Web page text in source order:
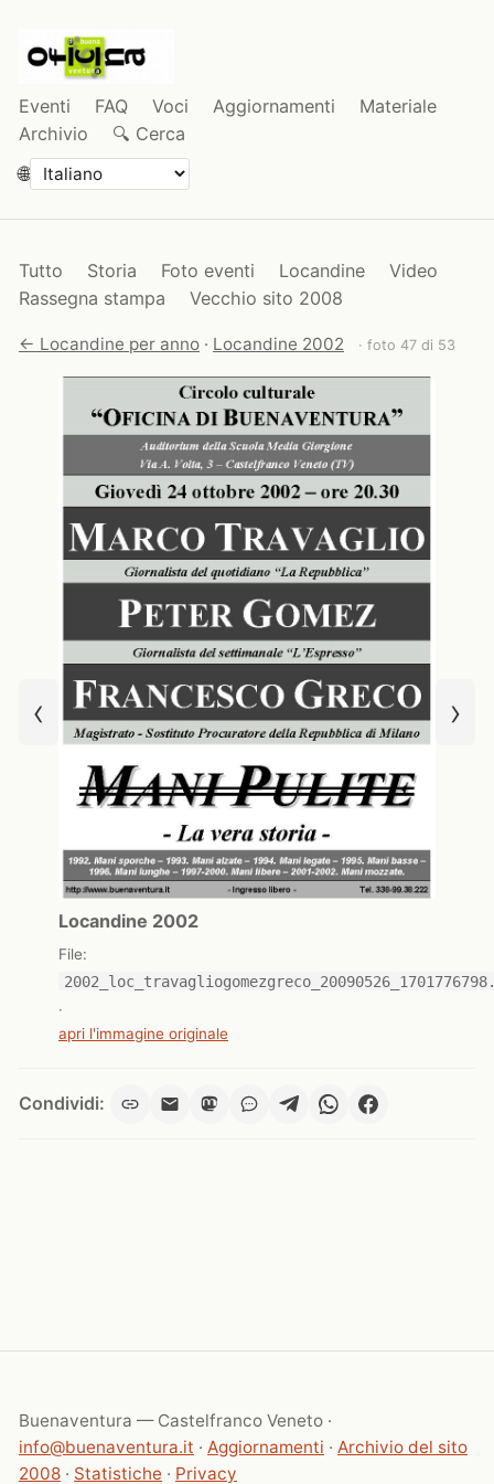
Eventi FAQ Voci Aggiornamenti
Materiale
Archivio
🔍 Cerca
🌐
Tutto Storia Foto eventi Locandine
Video
Rassegna stampa
Vecchio sito 2008
← Locandine per anno · Locandine 2002 · foto 47 di 53
‹
Locandine 2002
File:
·
apri l'immagine originale
›
Condividi:
Buenaventura — Castelfranco Veneto ·
info@buenaventura.it · Aggiornamenti · Archivio del sito
2008 · Statistiche · Privacy